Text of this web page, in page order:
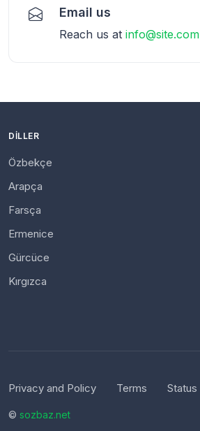
Email us
Reach us at info@site.com
DILLER
Özbekçe
Arapça
Farsça
Ermenice
Gürcüce
Kırgızca
Privacy and Policy Terms Status
© sozbaz.net